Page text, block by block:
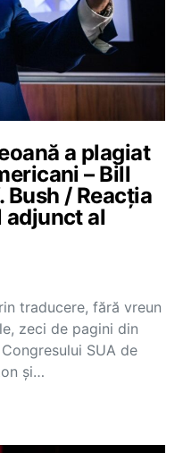
a plagiat
– Bill
Bush / Reacția
adjunct al
traducere, fără vreun
zeci de pagini din
SUA de
și…